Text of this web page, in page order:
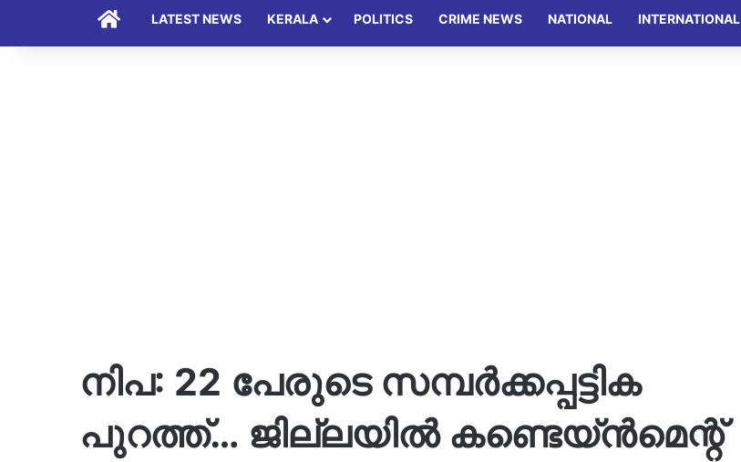
HomeLATEST NEWS KERALA POLITICS CRIME NEWS NATIONAL INTERNATIONAL
നിപ: 22 പേരുടെ സമ്പർക്കപ്പട്ടിക
പുറത്ത്… ജില്ലയിൽ കണ്ടെയ്ൻമെന്റ്